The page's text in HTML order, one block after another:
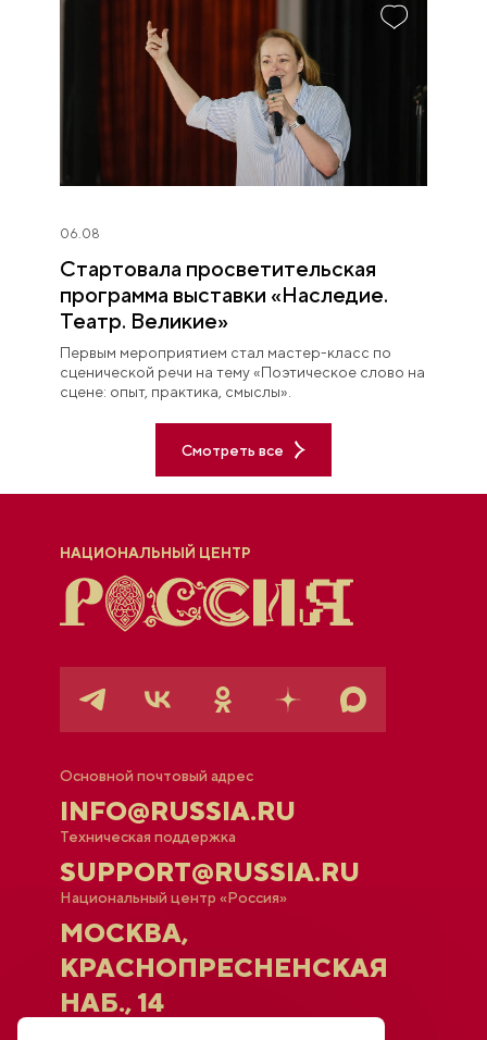
06.08
Стартовала просветительская
программа выставки «Наследие.
Театр. Великие»
Первым мероприятием стал мастер-класс по
сценической речи на тему «Поэтическое слово на
сцене: опыт, практика, смыслы».
Смотреть все
НАЦИОНАЛЬНЫЙ ЦЕНТР
Основной почтовый адрес
INFO@RUSSIA.RU
Техническая поддержка
SUPPORT@RUSSIA.RU
Национальный центр «Россия»
МОСКВА,
КРАСНОПРЕСНЕНСКАЯ
НАБ., 14